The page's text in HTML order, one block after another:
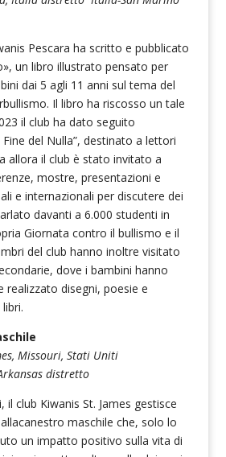
Pescara ha scritto e pubblicato
un libro illustrato pensato per
dai 5 agli 11 anni sul tema del
Il libro ha riscosso un tale
il club ha dato seguito
Fine del Nulla”, destinato a lettori
allora il club è stato invitato a
mostre, presentazioni e
e internazionali per discutere dei
davanti a 6.000 studenti in
Giornata contro il bullismo e il
del club hanno inoltre visitato
dove i bambini hanno
realizzato disegni, poesie e
Missouri, Stati Uniti
distretto
il club Kiwanis St. James gestisce
maschile che, solo lo
un impatto positivo sulla vita di